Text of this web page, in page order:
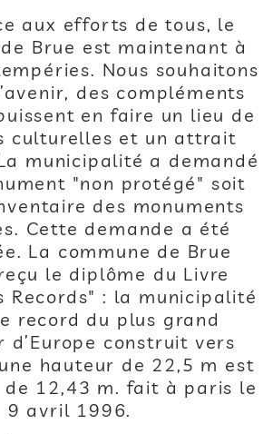
aux efforts de tous, le
Brue est maintenant à
Nous souhaitons
des compléments
en faire un lieu de
culturelles et un attrait
municipalité a demandé
"non protégé" soit
des monuments
Cette demande a été
La commune de Brue
le diplôme du Livre
Records" : la municipalité
record du plus grand
d’Europe construit vers
hauteur de 22,5 m est
12,43 m. fait à paris le
9 avril 1996.